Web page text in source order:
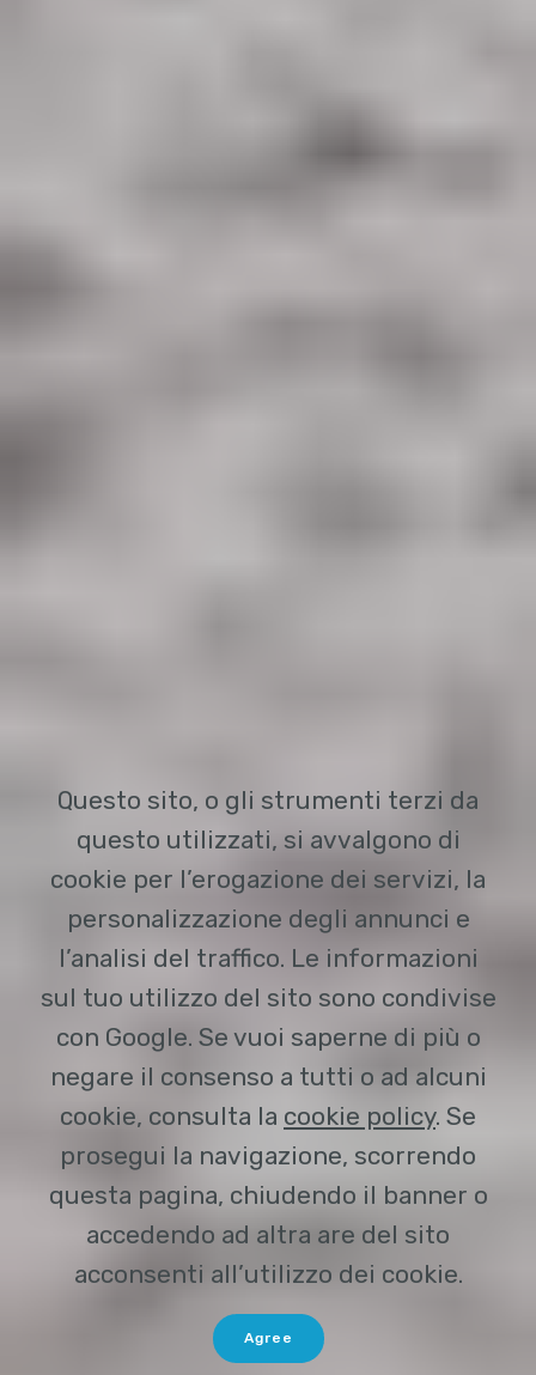
Questo sito, o gli strumenti terzi da
questo utilizzati, si avvalgono di
cookie per l’erogazione dei servizi, la
personalizzazione degli annunci e
l’analisi del traffico. Le informazioni
sul tuo utilizzo del sito sono condivise
con Google. Se vuoi saperne di più o
negare il consenso a tutti o ad alcuni
cookie, consulta la cookie policy. Se
prosegui la navigazione, scorrendo
questa pagina, chiudendo il banner o
accedendo ad altra are del sito
acconsenti all’utilizzo dei cookie.
Agree